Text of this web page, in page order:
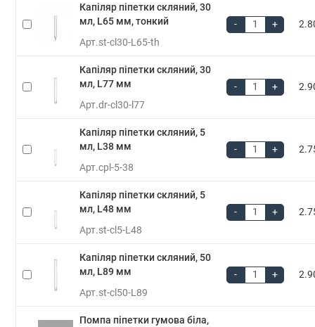
Капіляр піпетки скляний, 30
мл, L65 мм, тонкий
Арт.st-cl30-L65-th
- +
Капіляр піпетки скляний, 30
мл, L77 мм
Арт.dr-cl30-l77
- +
Капіляр піпетки скляний, 5
мл, L38 мм
Арт.cpl-5-38
- +
Капіляр піпетки скляний, 5
мл, L48 мм
Арт.st-cl5-L48
- +
Капіляр піпетки скляний, 50
мл, L89 мм
Арт.st-cl50-L89
- +
Помпа піпетки гумова біла,